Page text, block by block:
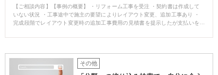
【ご相談内容】【事例の概要】 ・リフォーム工事を受注 ・契約書は作成して
いない状況 ・工事途中で施主の要望によりレイアウト変更、追加工事あり ・
完成段階でレイアウト変更時の追加工事費用の見積書を提示したが支払いを
事が含まれているのか ・契約書・設計図書がないなかで、どのように当初の
内部資料の調査・分析を実施 ・争点となっていた追加工事の内容が当初契約
に含まれていないことを立証 ・追加工事として認められ、資材・人工代・外
注先への支払代金等を回収 ※契約書がない場合であっても、立証方法につい
その他